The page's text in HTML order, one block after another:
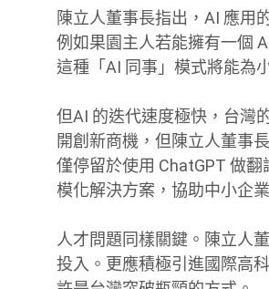
陳立人董事長指出，AI 應用
例如果園主人若能擁有一個
這種「AI 同事」模式將能為
但AI 的迭代速度極快，台灣
開創新商機，但陳立人董事
僅停留於使用 ChatGPT 做
模化解決方案，協助中小企
人才問題同樣關鍵。陳立人
投入。更應積極引進國際高